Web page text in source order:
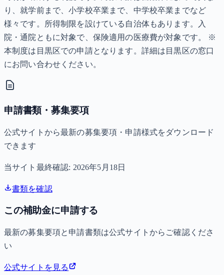
り、就学前まで、小学校卒業まで、中学校卒業までなど
様々です。所得制限を設けている自治体もあります。入
院・通院ともに対象で、保険適用の医療費が対象です。 ※
本制度は目黒区での申請となります。詳細は目黒区の窓口
にお問い合わせください。
申請書類・募集要項
公式サイトから最新の募集要項・申請様式をダウンロード
できます
当サイト最終確認: 2026年5月18日
書類を確認
この補助金に申請する
最新の募集要項と申請書類は公式サイトからご確認くださ
い
公式サイトを見る